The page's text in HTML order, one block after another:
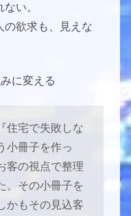
い。
の欲求も、見えな
に変える
住宅で失敗しな
小冊子を作っ
客の視点で整理
。その小冊子を
かもその見込客